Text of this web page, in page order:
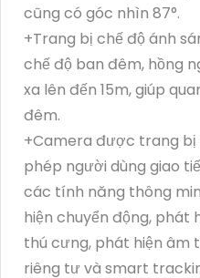
cũng có góc nhìn 87°.
+Trang bị chế độ ánh
chế độ ban đêm, hồng
xa lên đến 15m, giúp
đêm.
+Camera được trang
phép người dùng giao
các tính năng thông
hiện chuyển động, phát
thú cưng, phát hiện âm
riêng tư và smart